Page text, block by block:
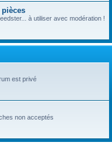
à utiliser avec modération !
est privé
non acceptés